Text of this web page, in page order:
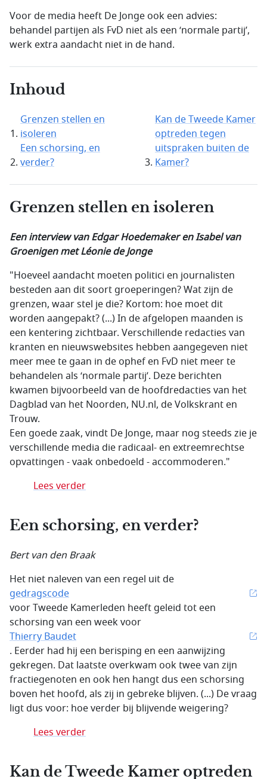
Voor de media heeft De Jonge ook een advies:
behandel partijen als FvD niet als een ‘normale partij’,
werk extra aandacht niet in de hand.
Inhoud
Grenzen stellen en
isoleren
Een schorsing, en
verder?
Kan de Tweede Kamer
optreden tegen
uitspraken buiten de
Kamer?
Grenzen stellen en isoleren
Een interview van Edgar Hoedemaker en Isabel van
Groenigen met Léonie de Jonge
"Hoeveel aandacht moeten politici en journalisten
besteden aan dit soort groeperingen? Wat zijn de
grenzen, waar stel je die? Kortom: hoe moet dit
worden aangepakt? (...) In de afgelopen maanden is
een kentering zichtbaar. Verschillende redacties van
kranten en nieuwswebsites hebben aangegeven niet
meer mee te gaan in de ophef en FvD niet meer te
behandelen als ‘normale partij’. Deze berichten
kwamen bijvoorbeeld van de hoofdredacties van het
Dagblad van het Noorden, NU.nl, de Volkskrant en
Trouw.
Een goede zaak, vindt De Jonge, maar nog steeds zie je
verschillende media die radicaal- en extreemrechtse
opvattingen - vaak onbedoeld - accommoderen."
Lees verder
Een schorsing, en verder?
Bert van den Braak
Het niet naleven van een regel uit de
gedragscode
voor Tweede Kamerleden heeft geleid tot een
schorsing van een week voor
Thierry Baudet
. Eerder had hij een berisping en een aanwijzing
gekregen. Dat laatste overkwam ook twee van zijn
fractiegenoten en ook hen hangt dus een schorsing
boven het hoofd, als zij in gebreke blijven. (...) De vraag
ligt dus voor: hoe verder bij blijvende weigering?
Lees verder
Kan de Tweede Kamer optreden